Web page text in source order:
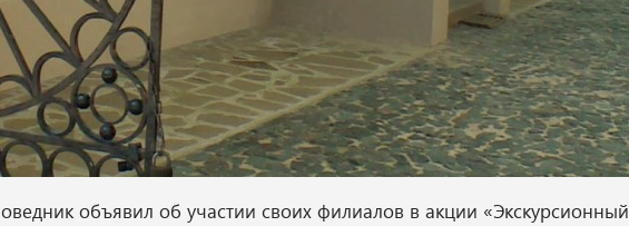
объявил об участии своих филиалов в акции «Экскурсионный